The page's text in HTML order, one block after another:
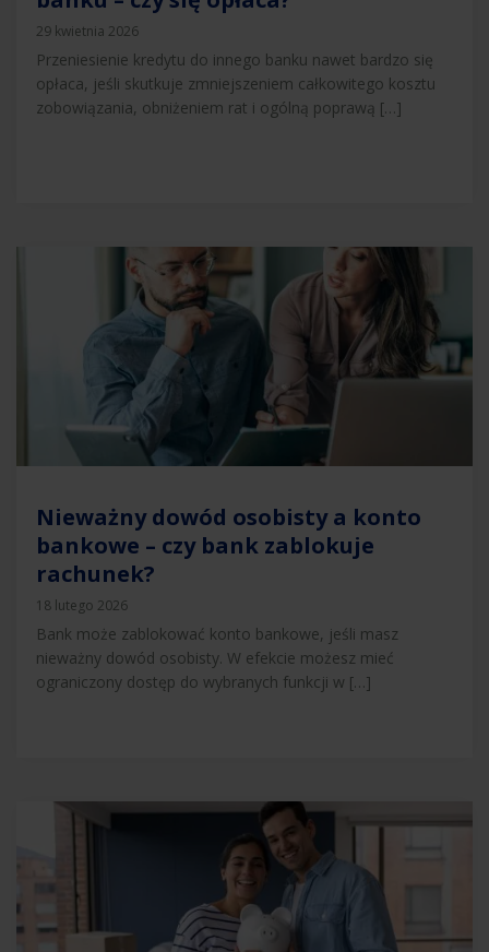
29 kwietnia 2026
Przeniesienie kredytu do innego banku nawet bardzo się
opłaca, jeśli skutkuje zmniejszeniem całkowitego kosztu
zobowiązania, obniżeniem rat i ogólną poprawą […]
Nieważny dowód osobisty a konto
bankowe – czy bank zablokuje
rachunek?
18 lutego 2026
Bank może zablokować konto bankowe, jeśli masz
nieważny dowód osobisty. W efekcie możesz mieć
ograniczony dostęp do wybranych funkcji w […]